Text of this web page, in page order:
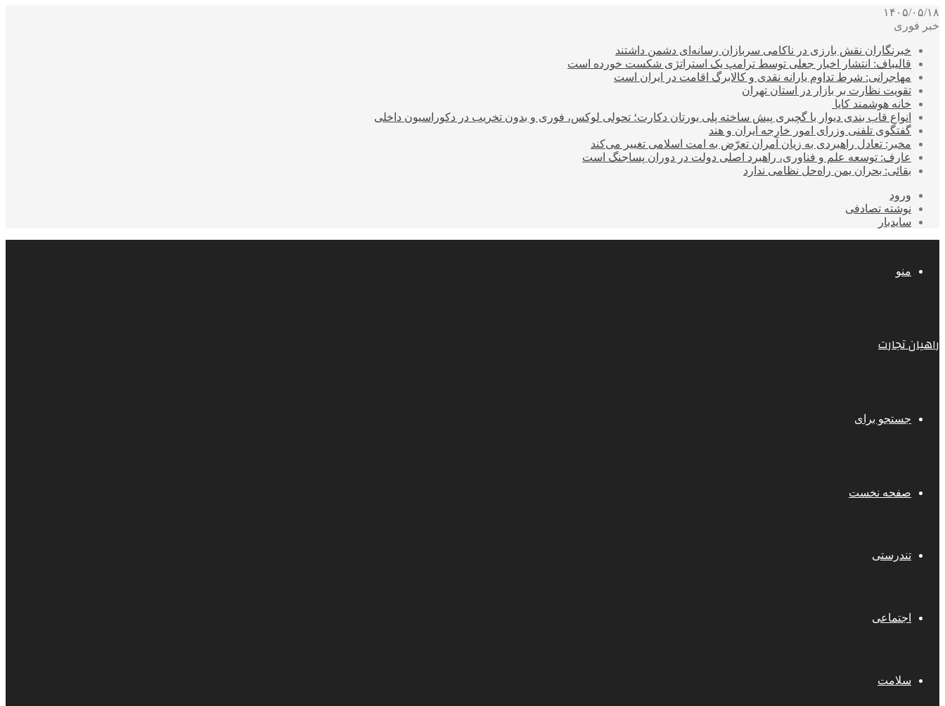
۱۴۰۵/۰۵/۱۸
خبر فوری
خبرنگاران نقش بارزی در ناکامی سربازان رسانه‌ای دشمن داشتند
قالیباف: انتشار اخبار جعلی توسط ترامپ یک استراتژی شکست خورده است
مهاجرانی: شرط تداوم یارانه نقدی و کالابرگ اقامت در ایران است
تقویت نظارت بر بازار در استان تهران
خانه هوشمند کایا
انواع قاب بندی دیوار با گچبری پیش ساخته پلی یورتان دکارت؛ تحولی لوکس، فوری و بدون تخریب در دکوراسیون داخلی
گفتگوی تلفنی وزرای امور خارجه ایران و هند
مخبر: تعادل راهبردی به زیان آمران تعرّض به امت اسلامی تغییر می‌کند
عارف: توسعه علم و فناوری، راهبرد اصلی دولت در دوران پساجنگ است
بقائی: بحران یمن راه‌حل نظامی ندارد
ورود
نوشته تصادفی
سایدبار
منو
راهیان تجارت
جستجو برای
صفحه نخست
تندرستی
اجتماعی
سلامت